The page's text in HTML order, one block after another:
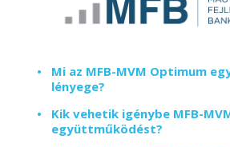
Mi az MFB-MVM Optimum
lényege?
Kik vehetik igénybe MFB-
együttműködést?